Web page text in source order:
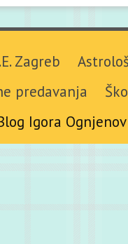
Zagreb
predavanja
Igora